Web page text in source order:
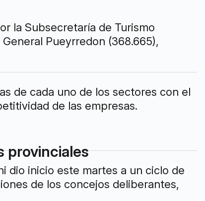
la Subsecretaría de Turismo
Pueyrredon (368.665),
de cada uno de los sectores con el
de las empresas.
provinciales
dio inicio este martes a un ciclo de
de los concejos deliberantes,